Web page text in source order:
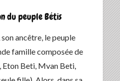
du peuple Bétis
son ancêtre, le peuple
famille composée de
Beti, Mvan Beti,